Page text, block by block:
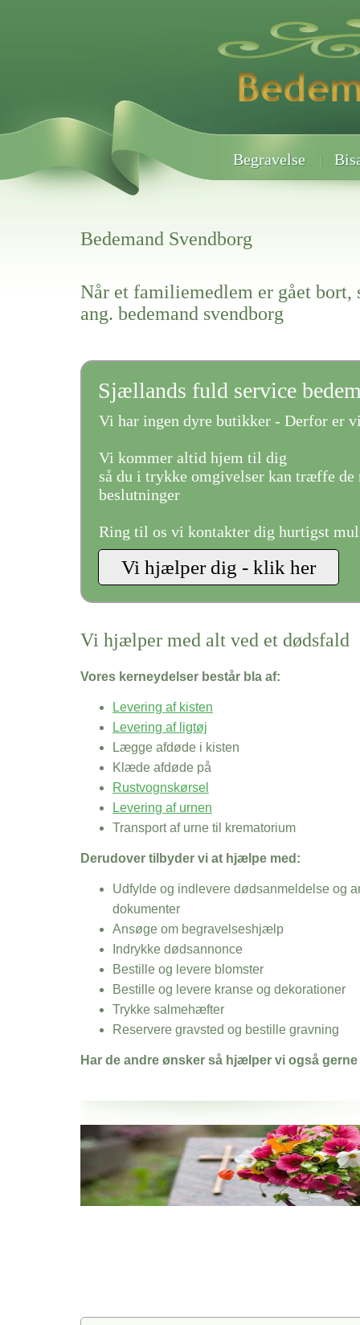
Begravelse
Bedemand Svendborg
Når et familiemedlem er gået bort,
ang. bedemand svendborg
Sjællands fuld service
Vi har ingen dyre butikker - Derfor er
Vi kommer altid hjem til dig
så du i trykke omgivelser kan træffe de
beslutninger
Ring til os vi kontakter dig hurtigst
Vi hjælper med alt ved et dødsfald
Vores kerneydelser består bla af:
Levering af kisten
Levering af ligtøj
Lægge afdøde i kisten
Klæde afdøde på
Rustvognskørsel
Levering af urnen
Transport af urne til krematorium
Derudover tilbyder vi at hjælpe med:
Udfylde og indlevere dødsanmeldelse og
dokumenter
Ansøge om begravelseshjælp
Indrykke dødsannonce
Bestille og levere blomster
Bestille og levere kranse og dekorationer
Trykke salmehæfter
Reservere gravsted og bestille gravning
Har de andre ønsker så hjælper vi også gerne
Her hos os får du altid en god afslutning når det gælder
Bedemand Svendborg
vi hjælper i alle faser af begravelsel